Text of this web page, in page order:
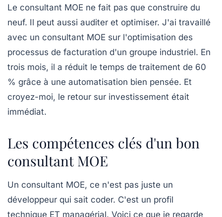
Le consultant MOE ne fait pas que construire du
neuf. Il peut aussi auditer et optimiser. J'ai travaillé
avec un consultant MOE sur l'optimisation des
processus de facturation d'un groupe industriel. En
trois mois, il a réduit le temps de traitement de 60
% grâce à une automatisation bien pensée. Et
croyez-moi, le retour sur investissement était
immédiat.
Les compétences clés d'un bon
consultant MOE
Un consultant MOE, ce n'est pas juste un
développeur qui sait coder. C'est un profil
technique ET managérial. Voici ce que je regarde